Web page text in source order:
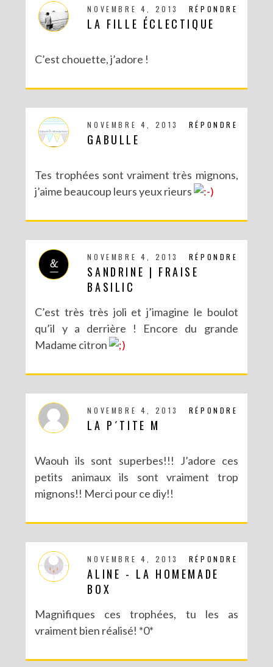
RÉPONDRE
NOVEMBRE 4, 2013
LA FILLE ÉCLECTIQUE
C’est chouette, j’adore !
RÉPONDRE
NOVEMBRE 4, 2013
GABULLE
Tes trophées sont vraiment très mignons,
j’aime beaucoup leurs yeux rieurs
RÉPONDRE
NOVEMBRE 4, 2013
SANDRINE | FRAISE
BASILIC
C’est très très joli et j’imagine le boulot
qu’il y a derrière ! Encore du grande
Madame citron
RÉPONDRE
NOVEMBRE 4, 2013
LA P´TITE M
Waouh ils sont superbes!!! J’adore ces
petits animaux ils sont vraiment trop
mignons!! Merci pour ce diy!!
RÉPONDRE
NOVEMBRE 4, 2013
ALINE - LA HOMEMADE
BOX
Magnifiques ces trophées, tu les as
vraiment bien réalisé! *0*